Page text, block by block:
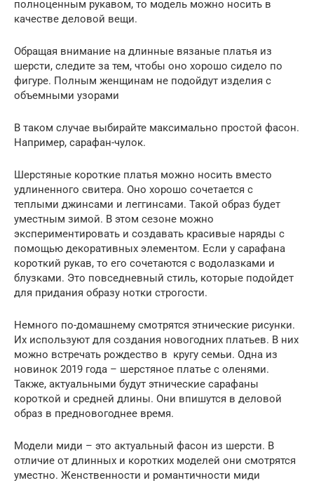
полноценным рукавом, то модель можно носить в
качестве деловой вещи.
Обращая внимание на длинные вязаные платья из
шерсти, следите за тем, чтобы оно хорошо сидело по
фигуре. Полным женщинам не подойдут изделия с
объемными узорами
В таком случае выбирайте максимально простой фасон.
Например, сарафан-чулок.
Шерстяные короткие платья можно носить вместо
удлиненного свитера. Оно хорошо сочетается с
теплыми джинсами и леггинсами. Такой образ будет
уместным зимой. В этом сезоне можно
экспериментировать и создавать красивые наряды с
помощью декоративных элементом. Если у сарафана
короткий рукав, то его сочетаются с водолазками и
блузками. Это повседневный стиль, которые подойдет
для придания образу нотки строгости.
Немного по-домашнему смотрятся этнические рисунки.
Их используют для создания новогодних платьев. В них
можно встречать рождество в кругу семьи. Одна из
новинок 2019 года – шерстяное платье с оленями.
Также, актуальными будут этнические сарафаны
короткой и средней длины. Они впишутся в деловой
образ в предновогоднее время.
Модели миди – это актуальный фасон из шерсти. В
отличие от длинных и коротких моделей они смотрятся
уместно. Женственности и романтичности миди